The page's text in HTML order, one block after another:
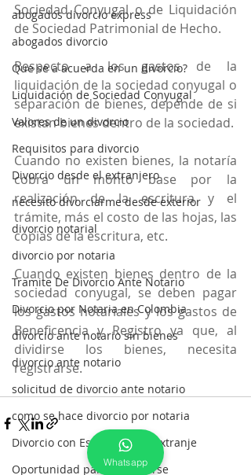
abogados divorcio express
abogados divorcio
Que se a acuerda en un divorcio?
Liquidación de Sociedad Conyugal
Valores de un divorcio
Requisitos para divorcio
Divorcio desde el extranjero
necesito divorciarme desde exterior
divorcio notarial
divorcio por notaria
Tramite De Divorcio Ante Notario
Divorcio por Notaria en Colombia
divorcio ante notario sin bienes
divorcio ante notario
solicitud de divorcio ante notario
como se hace divorcio por notaria
Divorcio con Esposos en el Extranje
Oportunidad para divorciarse
Sociedad Conyugal o de Liquidación
de Sociedad Patrimonial de Hecho.
Respecto a los gastos de la
liquidación de la sociedad conyugal o
separación de bienes, depende de si
existan bienes dentro de la sociedad.
Cuando no existen bienes, la notaría
cobra un monto base por la
realización de la escritura y el
trámite, más el costo de las hojas, las
copias de la escritura, etc.
Cuando existen bienes dentro de la
sociedad conyugal, se deben pagar
los gastos notariales y los gastos de
Beneficencia y Registro ya que, al
dividirse los bienes, necesita
registrarse.
Whatsapp